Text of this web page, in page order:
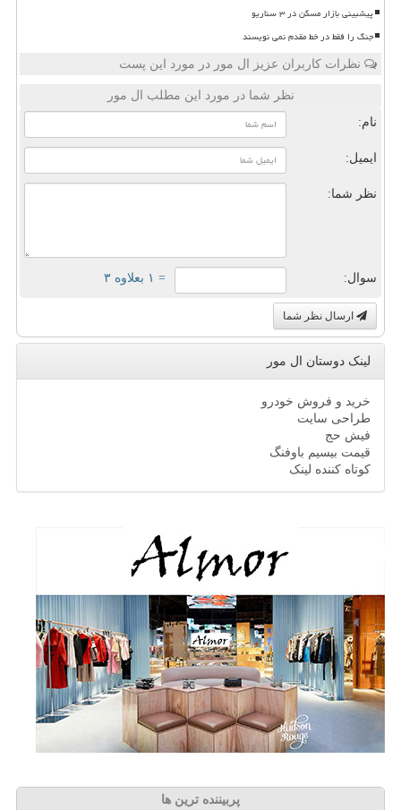
پیشبینی بازار مسکن در ۳ سناریو
جنگ را فقط در خط مقدم نمی نویسند
نظرات کاربران عزیز ال مور در مورد این پست
نظر شما در مورد این مطلب ال مور
نام:
ایمیل:
نظر شما:
سوال: = ۱ بعلاوه ۳
ارسال نظر شما
لینک دوستان ال مور
خرید و فروش خودرو
طراحی سایت
فیش حج
قیمت بیسیم باوفنگ
کوتاه کننده لینک
پربیننده ترین ها